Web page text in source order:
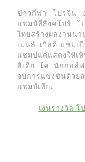
ข่าวกีฬา โปรจีน
แชมป์ที่สิงคโปร์
ไทยสร้างผลงาน
เมนส์ เวิลด์ แชมเ
แชมป์แต่แสดงให้เ
ลิเดีย โค นักกอล์ฟ
จบการแข่งขันด้วย
แชมป์เพียง...
เงินรางวัล